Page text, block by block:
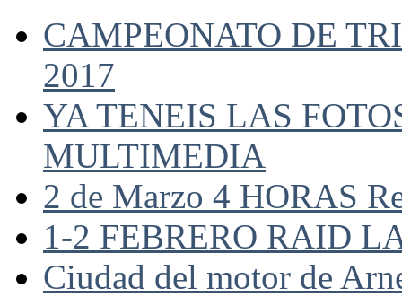
CAMPEONATO DE
2017
YA TENEIS LAS
MULTIMEDIA
2 de Marzo 4 HORAS
1-2 FEBRERO RAID
Ciudad del motor de